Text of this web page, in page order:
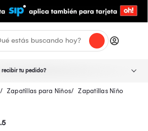
recibir tu pedido?
Zapatillas para Niños
Zapatillas Niño